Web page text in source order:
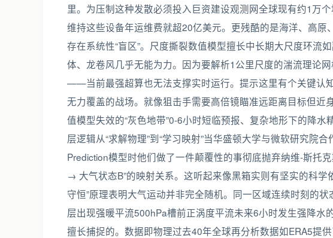
里。为压制这种发散必须投入巨资建设观测网全球现有约1万
维持这些设备年运维费就超20亿美元。更残酷的是海洋、高
存在系统性“盲区”。尺度撕裂数值模型擅长中长期大尺度环流
体、龙卷风几乎无能为力。因为要解析1公里尺度的湍流理论
——当前最强超算也无法支撑实时运行。提示这里有个关键认
无力覆盖的战场。就像狙击手需要高倍镜瞄准远距离目标但近
值模型失效的“灰色地带”0-6小时短临预报、复杂地形下的降
层逻辑从“求解物理”到“学习映射”当华盛顿大学与微软研究院
Prediction模型时他们做了一件颠覆性的事彻底抛弃纳维-斯托
→ 大气状态B”的映射关系。这听起来像黑箱实则有坚实的科学
守恒”原理表明大气运动并非完全随机。同一区域连续时刻的
层出现强暖平流500hPa槽前正涡度平流未来6小时发生强降水
擅长捕捉的。数据即物理过去40年全球再分析数据如ERA5提